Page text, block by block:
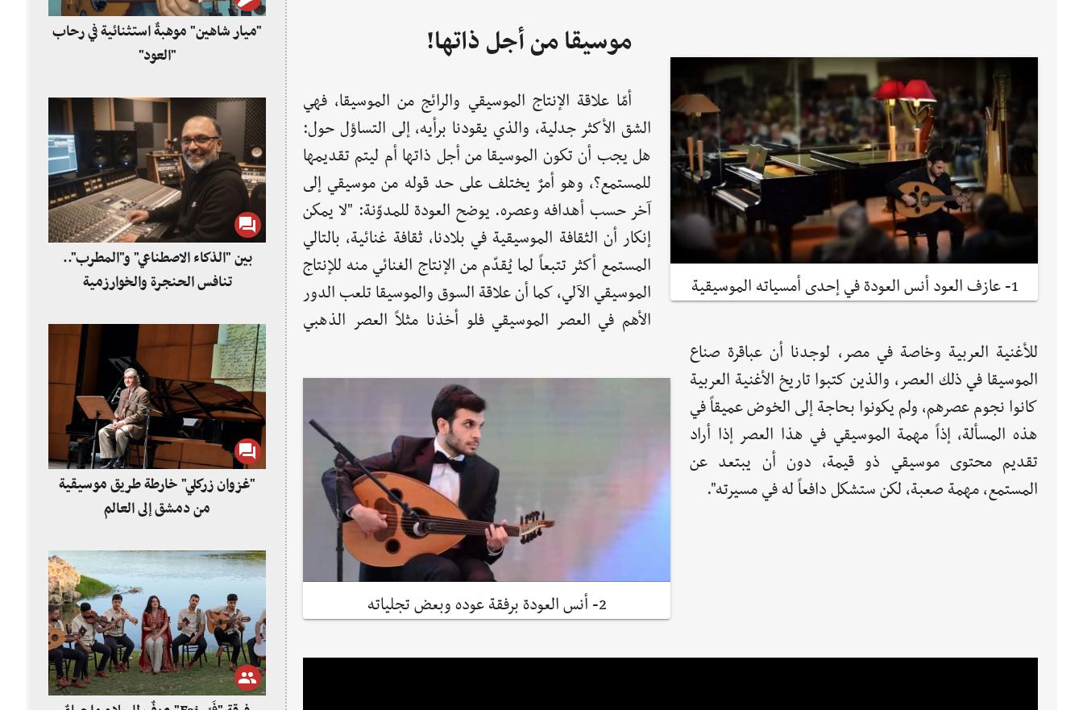
1- عازف العود أنس العودة في إحدى أمسياته الموسيقية
موسيقا من أجل ذاتها!
2- أنس العودة برفقة عوده وبعض تجلياته
أمّا علاقة الإنتاج الموسيقي والرائج من الموسيقا، فهي
الشق الأكثر جدلية، والذي يقودنا برأيه، إلى التساؤل حول:
هل يجب أن تكون الموسيقا من أجل ذاتها أم ليتم تقديمها
للمستمع؟، وهو أمرٌ يختلف على حد قوله من موسيقي إلى
آخر حسب أهدافه وعصره. يوضح العودة للمدوّنة: "لا يمكن
إنكار أن الثقافة الموسيقية في بلادنا، ثقافة غنائية، بالتالي
المستمع أكثر تتبعاً لما يُقدّم من الإنتاج الغنائي منه للإنتاج
الموسيقي الآلي، كما أن علاقة السوق والموسيقا تلعب الدور
الأهم في العصر الموسيقي فلو أخذنا مثلاً العصر الذهبي
للأغنية العربية وخاصة في مصر، لوجدنا أن عباقرة صناع
الموسيقا في ذلك العصر، والذين كتبوا تاريخ الأغنية العربية
كانوا نجوم عصرهم، ولم يكونوا بحاجة إلى الخوض عميقاً في
هذه المسألة، إذاً مهمة الموسيقي في هذا العصر إذا أراد
تقديم محتوى موسيقي ذو قيمة، دون أن يبتعد عن
المستمع، مهمة صعبة، لكن ستشكل دافعاً له في مسيرته".
"ميار شاهين" موهبةٌ استثنائية في رحاب
"العود"
بين "الذكاء الاصطناعي" و"المطرب"..
تنافس الحنجرة والخوارزمية
"غزوان زركلي" خارطة طريق موسيقية
من دمشق إلى العالم